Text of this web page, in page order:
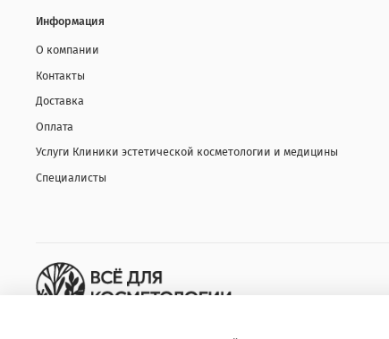
Информация
О компании
Контакты
Доставка
Оплата
Услуги Клиники эстетической косметологии и медицины
Специалисты